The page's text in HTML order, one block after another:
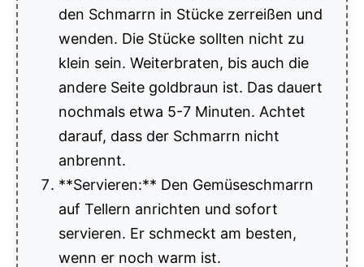
den Schmarrn in Stücke zerreißen und
wenden. Die Stücke sollten nicht zu
klein sein. Weiterbraten, bis auch die
andere Seite goldbraun ist. Das dauert
nochmals etwa 5-7 Minuten. Achtet
darauf, dass der Schmarrn nicht
anbrennt.
**Servieren:** Den Gemüseschmarrn
auf Tellern anrichten und sofort
servieren. Er schmeckt am besten,
wenn er noch warm ist.